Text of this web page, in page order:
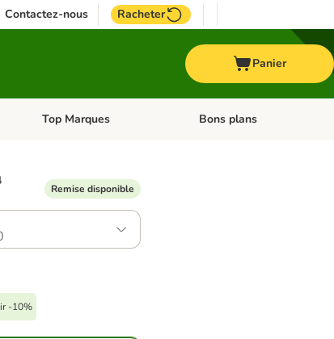
Contactez-nous Racheter
Panier
Oiseau
Dérouler les catégories: Cheval
Top Marques Dérouler les catégories: Top
Bons plans
Remise disponible
-10%